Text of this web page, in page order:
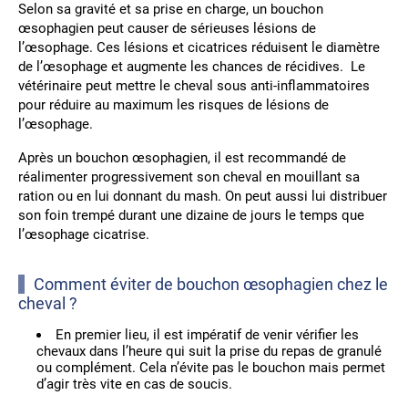
Selon sa gravité et sa prise en charge, un bouchon
œsophagien peut causer de sérieuses lésions de
l’œsophage. Ces lésions et cicatrices réduisent le diamètre
de l’œsophage et augmente les chances de récidives. Le
vétérinaire peut mettre le cheval sous anti-inflammatoires
pour réduire au maximum les risques de lésions de
l’œsophage.
Après un bouchon œsophagien, il est recommandé de
réalimenter progressivement son cheval en mouillant sa
ration ou en lui donnant du mash. On peut aussi lui distribuer
son foin trempé durant une dizaine de jours le temps que
l’œsophage cicatrise.
Comment éviter de bouchon œsophagien chez le
cheval ?
En premier lieu, il est impératif de venir vérifier les
chevaux dans l’heure qui suit la prise du repas de granulé
ou complément. Cela n’évite pas le bouchon mais permet
d’agir très vite en cas de soucis.